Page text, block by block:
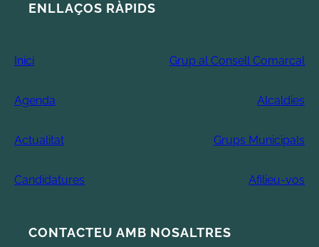
ENLLAÇOS RÀPIDS
Inici Grup al Consell Comarcal
Agenda Alcaldies
Actualitat Grups Municipals
Candidatures Afilieu-vos
CONTACTEU AMB NOSALTRES